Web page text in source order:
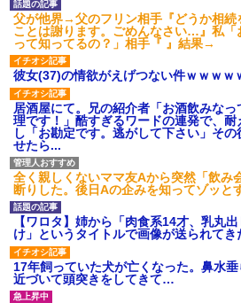
父が他界→父のフリン相手『どうか相続
ことは謝ります。ごめんなさい…』私「
って知ってるの？」相手『 』結果→
彼女(37)の情欲がえげつない件ｗｗｗｗ
居酒屋にて。兄の紹介者「お酒飲みな
理です！」酷すぎるワードの連発で、
し「お勘定です。逃がして下さい」そ
せたら...
全く親しくないママ友Aから突然「飲み
断りした。後日Aの企みを知ってゾッと
【ワロタ】姉から「肉食系14才、乳丸
け」というタイトルで画像が送られてき
17年飼っていた犬が亡くなった。鼻水
近づいて頭突きをしてきて…